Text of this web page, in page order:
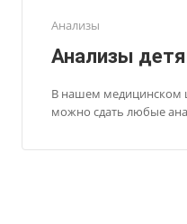
Анализы
Анализы
В нашем медицинском
можно сдать любые